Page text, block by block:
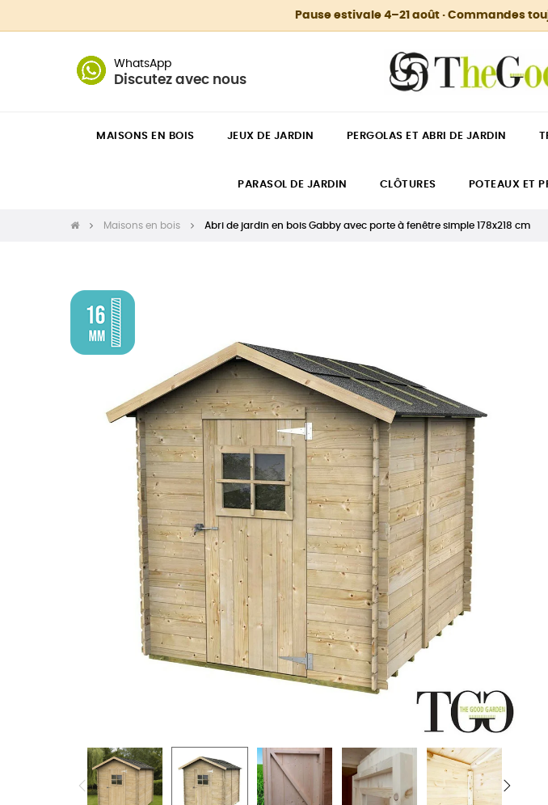
Pause estivale 4–21 août · Commandes
WhatsApp
Discutez avec nous
MAISONS EN BOIS JEUX DE JARDIN PERGOLAS ET ABRI DE JARDIN
PARASOL DE JARDIN CLÔTURES POTEAUX ET
Maisons en bois Abri de jardin en bois Gabby avec porte à fenêtre simple 178x218 cm